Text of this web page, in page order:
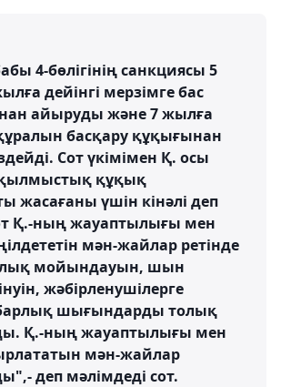
4-бөлігінің санкциясы 5
дейінгі мерзімге бас
айыруды және 7 жылға
басқару құқығынан
Сот үкімімен Қ. осы
қылмыстық құқық
жасағаны үшін кінәлі деп
Қ.-ның жауаптылығы мен
мән-жайлар ретінде
мойындауын, шын
жәбірленушілерге
барлық шығындарды толық
Қ.-ның жауаптылығы мен
мән-жайлар
деп мәлімдеді сот.